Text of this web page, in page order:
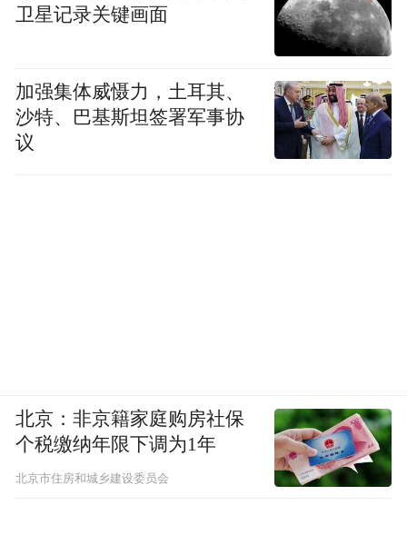
卫星记录关键画面
加强集体威慑力，土耳其、
沙特、巴基斯坦签署军事协
议
北京：非京籍家庭购房社保
个税缴纳年限下调为1年
北京市住房和城乡建设委员会